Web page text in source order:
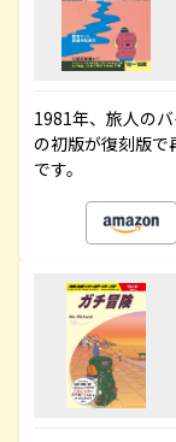
1981年、旅人の
の初版が復刻版
です。